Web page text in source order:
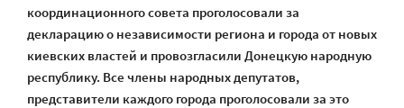
координационного совета проголосовали за
декларацию о независимости региона и города от новых
киевских властей и провозгласили Донецкую народную
республику. Все члены народных депутатов,
представители каждого города проголосовали за это